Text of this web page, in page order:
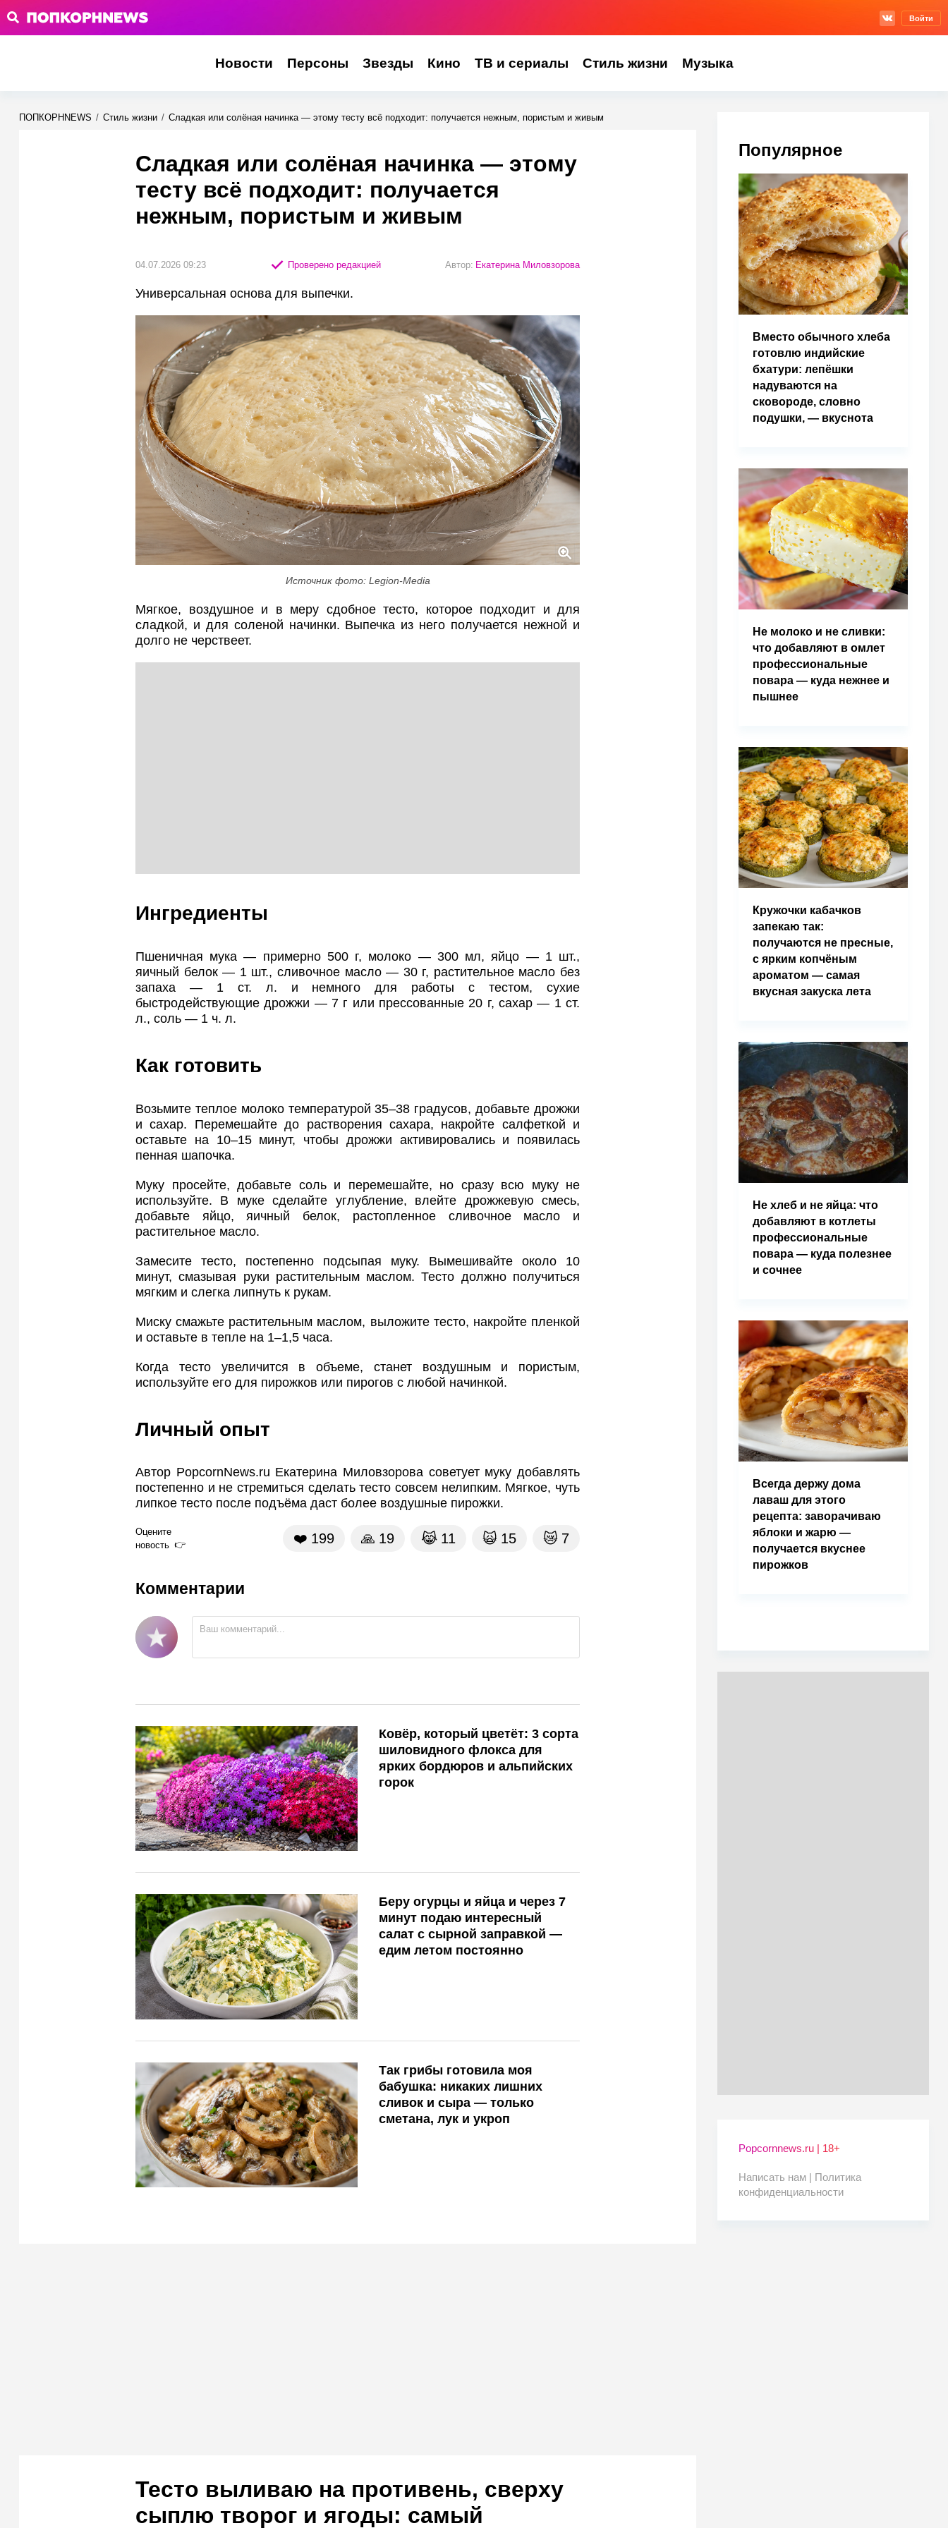
Войти
Новости Персоны Звезды Кино ТВ и сериалы Стиль жизни Музыка
ПОПКОРНNEWS / Стиль жизни / Сладкая или солёная начинка — этому тесту всё подходит: получается нежным, пористым и живым
Сладкая или солёная начинка — этому
тесту всё подходит: получается
нежным, пористым и живым
04.07.2026 09:23 Проверено редакцией Автор: Екатерина Миловзорова
Универсальная основа для выпечки.
Источник фото: Legion-Media
Мягкое, воздушное и в меру сдобное тесто, которое подходит и для
сладкой, и для соленой начинки. Выпечка из него получается нежной и
долго не черствеет.
Ингредиенты
Пшеничная мука — примерно 500 г, молоко — 300 мл, яйцо — 1 шт.,
яичный белок — 1 шт., сливочное масло — 30 г, растительное масло без
запаха — 1 ст. л. и немного для работы с тестом, сухие
быстродействующие дрожжи — 7 г или прессованные 20 г, сахар — 1 ст.
л., соль — 1 ч. л.
Как готовить
Возьмите теплое молоко температурой 35–38 градусов, добавьте дрожжи
и сахар. Перемешайте до растворения сахара, накройте салфеткой и
оставьте на 10–15 минут, чтобы дрожжи активировались и появилась
пенная шапочка.
Муку просейте, добавьте соль и перемешайте, но сразу всю муку не
используйте. В муке сделайте углубление, влейте дрожжевую смесь,
добавьте яйцо, яичный белок, растопленное сливочное масло и
растительное масло.
Замесите тесто, постепенно подсыпая муку. Вымешивайте около 10
минут, смазывая руки растительным маслом. Тесто должно получиться
мягким и слегка липнуть к рукам.
Миску смажьте растительным маслом, выложите тесто, накройте пленкой
и оставьте в тепле на 1–1,5 часа.
Когда тесто увеличится в объеме, станет воздушным и пористым,
используйте его для пирожков или пирогов с любой начинкой.
Личный опыт
Автор PopcornNews.ru Екатерина Миловзорова советует муку добавлять
постепенно и не стремиться сделать тесто совсем нелипким. Мягкое, чуть
липкое тесто после подъёма даст более воздушные пирожки.
Оцените
новость
❤️ 199 🙏 19 😹 11 🙀 15 😿 7
Комментарии
Ковёр, который цветёт: 3 сорта
шиловидного флокса для
ярких бордюров и альпийских
горок
Беру огурцы и яйца и через 7
минут подаю интересный
салат с сырной заправкой —
едим летом постоянно
Так грибы готовила моя
бабушка: никаких лишних
сливок и сыра — только
сметана, лук и укроп
Тесто выливаю на противень, сверху
сыплю творог и ягоды: самый
Популярное
Вместо обычного хлеба
готовлю индийские
бхатури: лепёшки
надуваются на
сковороде, словно
подушки, — вкуснота
Не молоко и не сливки:
что добавляют в омлет
профессиональные
повара — куда нежнее и
пышнее
Кружочки кабачков
запекаю так:
получаются не пресные,
с ярким копчёным
ароматом — самая
вкусная закуска лета
Не хлеб и не яйца: что
добавляют в котлеты
профессиональные
повара — куда полезнее
и сочнее
Всегда держу дома
лаваш для этого
рецепта: заворачиваю
яблоки и жарю —
получается вкуснее
пирожков
Popcornnews.ru | 18+
Написать нам | Политика
конфиденциальности